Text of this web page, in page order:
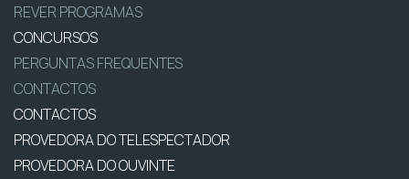
REVER PROGRAMAS
CONCURSOS
PERGUNTAS FREQUENTES
CONTACTOS
CONTACTOS
PROVEDORA DO TELESPECTADOR
PROVEDORA DO OUVINTE